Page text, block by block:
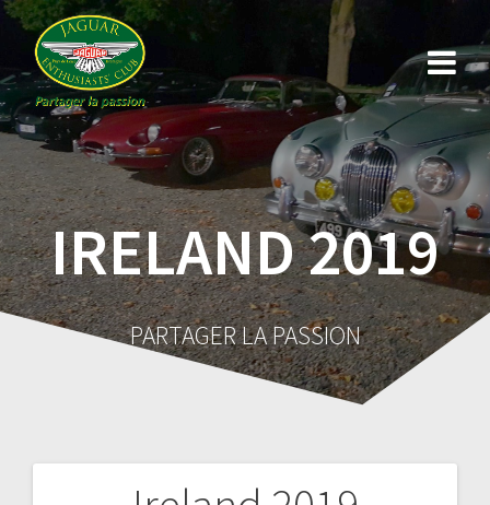
IRELAND 2019
PARTAGER LA PASSION